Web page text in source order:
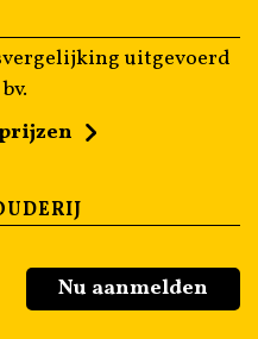
uitgevoerd
Nu aanmelden